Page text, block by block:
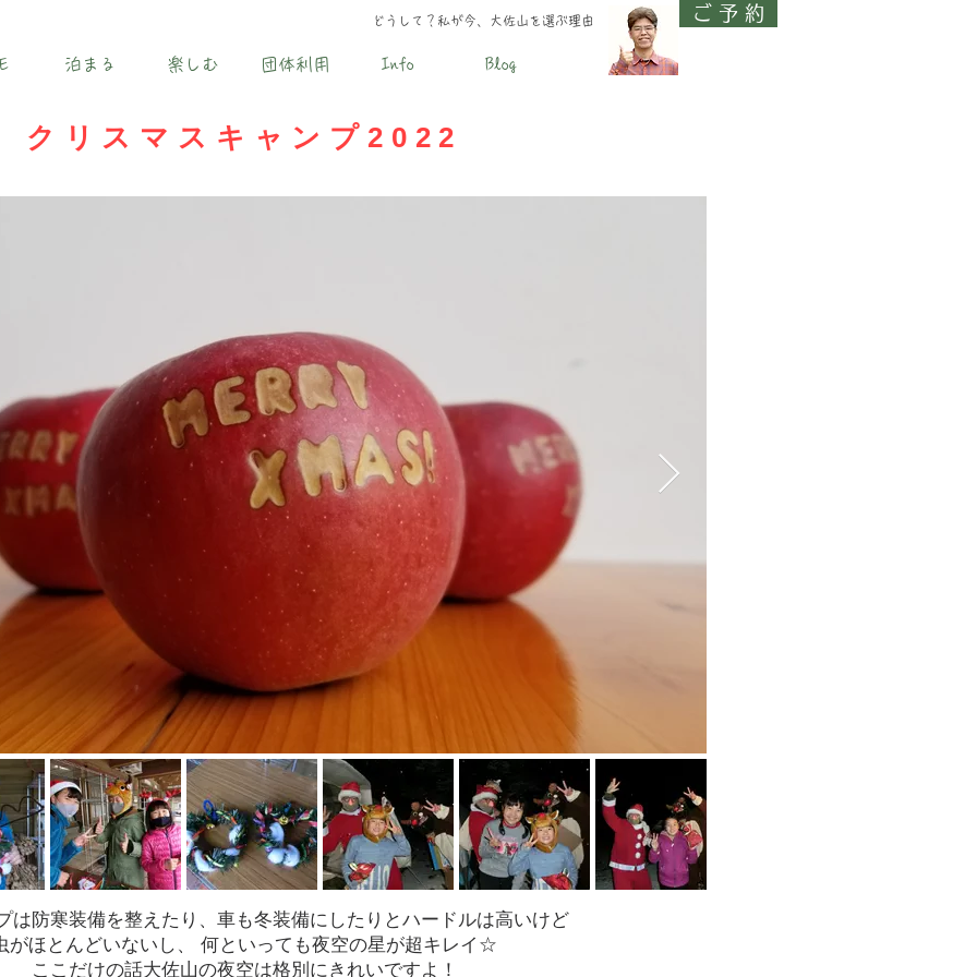
どうして？私が今、大佐山を選ぶ理由
泊まる 楽しむ 団体利用 Info Blog
ご 予 約
【お知らせ】
できるだけ人が密集しないスタイルでのイベント開催となります。
加予定の方は人との距離感を保つことを心がけてご
、マスクの着用など、ウイルス感染予防対策につきまして
皆様のご理解とご協力を何卒お願い申し上げます。
クリスマスキャンプ2022
は防寒装備を整えたり、車も冬装備にしたりとハードルは高いけど
がほとんどいないし、 何といっても夜空の星が超キレイ☆
ここだけの話大佐山の夜空は格別にきれいですよ！